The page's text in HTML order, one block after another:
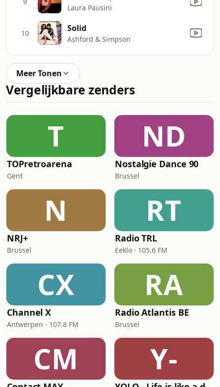
Laura Pausini
10 Solid
Ashford & Simpson
Meer Tonen
Vergelijkbare zenders
T
TOPretroarena
Gent
ND
Nostalgie Dance 90
Brussel
N
NRJ+
Brussel
RT
Radio TRL
Eeklo · 105.6 FM
CX
Channel X
Antwerpen · 107.8 FM
RA
Radio Atlantis BE
Brussel
CM Y-